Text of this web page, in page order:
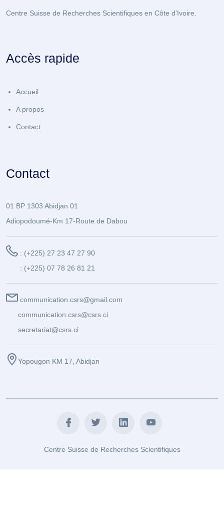
Centre Suisse de Recherches Scientifiques en Côte d'Ivoire.
Accès rapide
Accueil
A propos
Contact
Contact
01 BP 1303 Abidjan 01
Adiopodoumé-Km 17-Route de Dabou
: (+225) 27 23 47 27 90
: (+225) 07 78 26 81 21
communication.csrs@gmail.com
communication.csrs@csrs.ci
secretariat@csrs.ci
Yopougon KM 17, Abidjan
Centre Suisse de Recherches Scientifiques